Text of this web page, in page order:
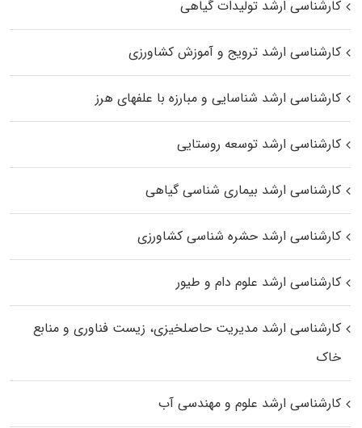
کارشناسی ارشد تولیدات گیاهی
کارشناسی ارشد ترویج و آموزش کشاورزی
کارشناسی ارشد شناسایی و مبارزه با علفهای هرز
کارشناسی ارشد توسعه روستایی
کارشناسی ارشد بیماری‌ شناسی گیاهی
کارشناسی ارشد حشره‌ شناسی کشاورزی
کارشناسی ارشد علوم دام و طیور
کارشناسی ارشد مدیریت حاصلخیزی، زیست فناوری و منابع
خاک
کارشناسی ارشد علوم و مهندسی آب